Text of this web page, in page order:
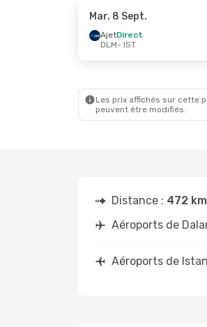
- Mer. 30 Sept.
Mar. 8 Sept.
AjetDirect
DLM- IST
Les prix affichés sur cette
peuvent être modifiés.
Distance : 472
Aéroports de
Aéroports de